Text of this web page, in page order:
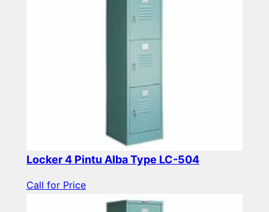
Locker 4 Pintu Alba Type LC-504
Call for Price